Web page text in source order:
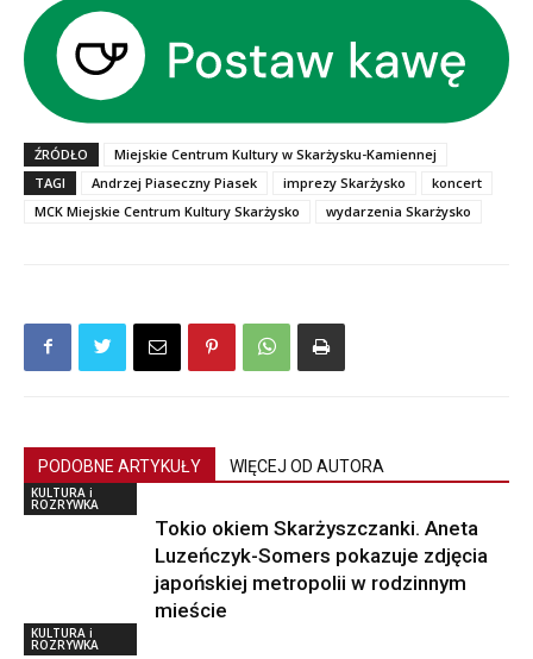
ŹRÓDŁO
Miejskie Centrum Kultury w Skarżysku-Kamiennej
TAGI
Andrzej Piaseczny Piasek imprezy Skarżysko
koncert
MCK Miejskie Centrum Kultury Skarżysko
wydarzenia Skarżysko
PODOBNE ARTYKUŁY WIĘCEJ OD AUTORA
KULTURA i
ROZRYWKA
Tokio okiem Skarżyszczanki. Aneta
Luzeńczyk-Somers pokazuje zdjęcia
japońskiej metropolii w rodzinnym
mieście
KULTURA i
ROZRYWKA